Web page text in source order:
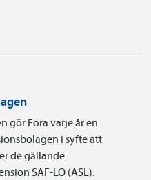
gör Fora varje år en
i syfte att
de gällande
SAF-LO (ASL).